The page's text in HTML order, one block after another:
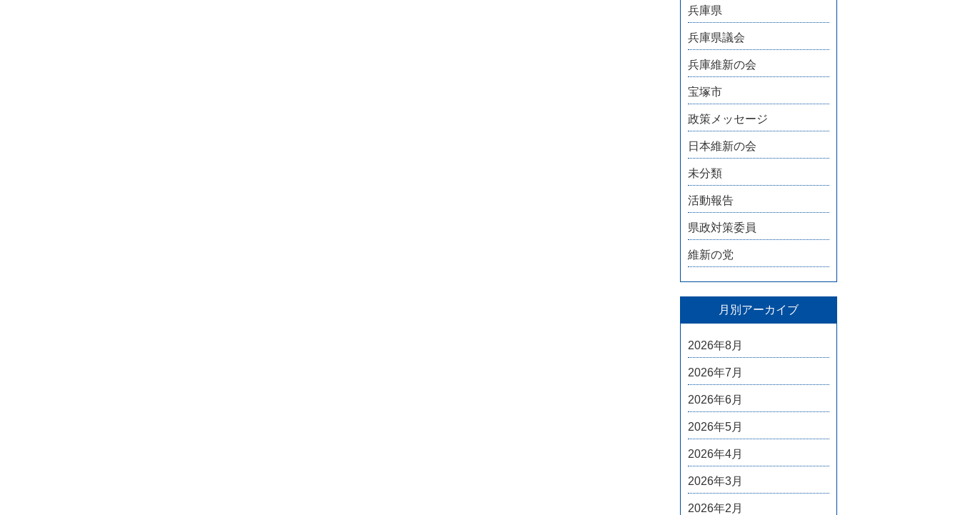
兵庫県
兵庫県議会
兵庫維新の会
宝塚市
政策メッセージ
日本維新の会
未分類
活動報告
県政対策委員
維新の党
月別アーカイブ
2026年8月
2026年7月
2026年6月
2026年5月
2026年4月
2026年3月
2026年2月